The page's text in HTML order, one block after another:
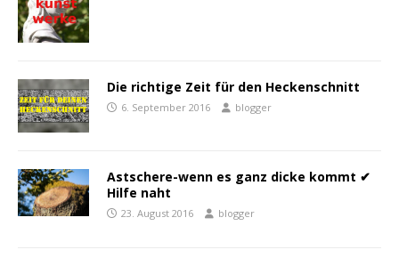
Die richtige Zeit für den Heckenschnitt
6. September 2016 blogger
Astschere-wenn es ganz dicke kommt ✔
Hilfe naht
23. August 2016 blogger